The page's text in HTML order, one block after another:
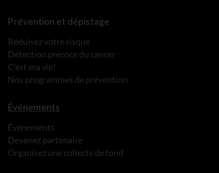
Prévention et dépistage
Réduisez votre risque
Détection précoce du cancer
C’est ma vie!
Nos programmes de prévention
Événements
Événements
Devenez partenaire
Organisez une collecte de fond